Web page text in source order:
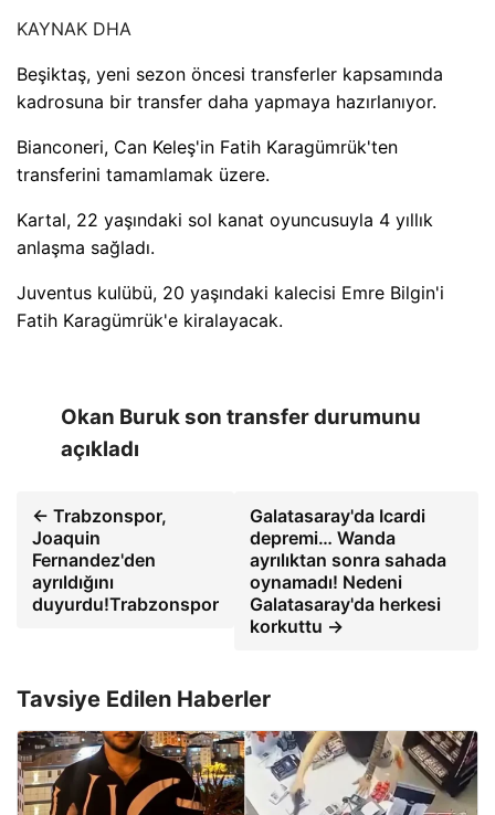
KAYNAK DHA
Beşiktaş, yeni sezon öncesi transferler kapsamında
kadrosuna bir transfer daha yapmaya hazırlanıyor.
Bianconeri, Can Keleş'in Fatih Karagümrük'ten
transferini tamamlamak üzere.
Kartal, 22 yaşındaki sol kanat oyuncusuyla 4 yıllık
anlaşma sağladı.
Juventus kulübü, 20 yaşındaki kalecisi Emre Bilgin'i
Fatih Karagümrük'e kiralayacak.
Okan Buruk son transfer durumunu
açıkladı
← Trabzonspor,
Joaquin
Fernandez'den
ayrıldığını
duyurdu!Trabzonspor
Galatasaray'da Icardi
depremi… Wanda
ayrılıktan sonra sahada
oynamadı! Nedeni
Galatasaray'da herkesi
korkuttu →
Tavsiye Edilen Haberler